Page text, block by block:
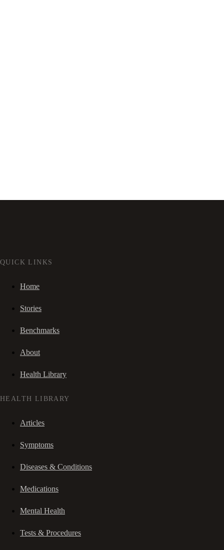
QUICK LINKS
Home
Stories
Benchmarks
About
Health Library
HEALTH LIBRARY
Articles
Symptoms
Diseases & Conditions
Medications
Mental Health
Tests & Procedures